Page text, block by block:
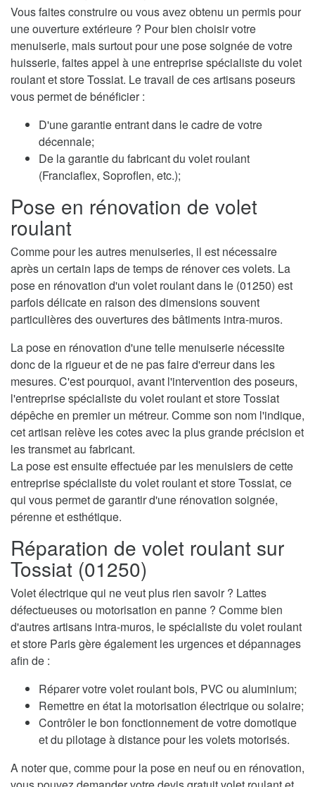
Vous faites construire ou vous avez obtenu un permis pour
une ouverture extérieure ? Pour bien choisir votre
menuiserie, mais surtout pour une pose soignée de votre
huisserie, faites appel à une entreprise spécialiste du volet
roulant et store Tossiat. Le travail de ces artisans poseurs
vous permet de bénéficier :
D'une garantie entrant dans le cadre de votre
décennale;
De la garantie du fabricant du volet roulant
(Franciaflex, Soproflen, etc.);
Pose en rénovation de volet
roulant
Comme pour les autres menuiseries, il est nécessaire
après un certain laps de temps de rénover ces volets. La
pose en rénovation d'un volet roulant dans le (01250) est
parfois délicate en raison des dimensions souvent
particulières des ouvertures des bâtiments intra-muros.
La pose en rénovation d'une telle menuiserie nécessite
donc de la rigueur et de ne pas faire d'erreur dans les
mesures. C'est pourquoi, avant l'intervention des poseurs,
l'entreprise spécialiste du volet roulant et store Tossiat
dépêche en premier un métreur. Comme son nom l'indique,
cet artisan relève les cotes avec la plus grande précision et
les transmet au fabricant.
La pose est ensuite effectuée par les menuisiers de cette
entreprise spécialiste du volet roulant et store Tossiat, ce
qui vous permet de garantir d'une rénovation soignée,
pérenne et esthétique.
Réparation de volet roulant sur
Tossiat (01250)
Volet électrique qui ne veut plus rien savoir ? Lattes
défectueuses ou motorisation en panne ? Comme bien
d'autres artisans intra-muros, le spécialiste du volet roulant
et store Paris gère également les urgences et dépannages
afin de :
Réparer votre volet roulant bois, PVC ou aluminium;
Remettre en état la motorisation électrique ou solaire;
Contrôler le bon fonctionnement de votre domotique
et du pilotage à distance pour les volets motorisés.
A noter que, comme pour la pose en neuf ou en rénovation,